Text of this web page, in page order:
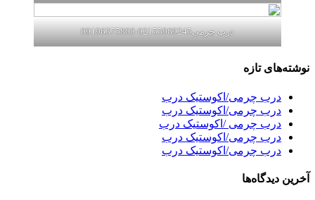
درب چرمی02155969245-09196375800
نوشته‌های تازه
درب چرمی/اکوستیک درب
درب چرمی/اکوستیک درب
درب چرمی /اکوستیک درب
درب چرمی/اکوستیک درب
درب چرمی/اکوستیک درب
آخرین دیدگاه‌ها